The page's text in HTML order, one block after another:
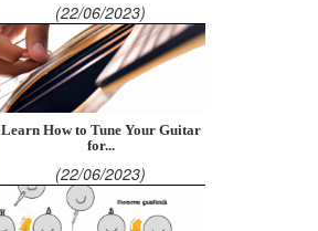
(22/06/2023)
Learn How to Tune Your Guitar
for...
(22/06/2023)